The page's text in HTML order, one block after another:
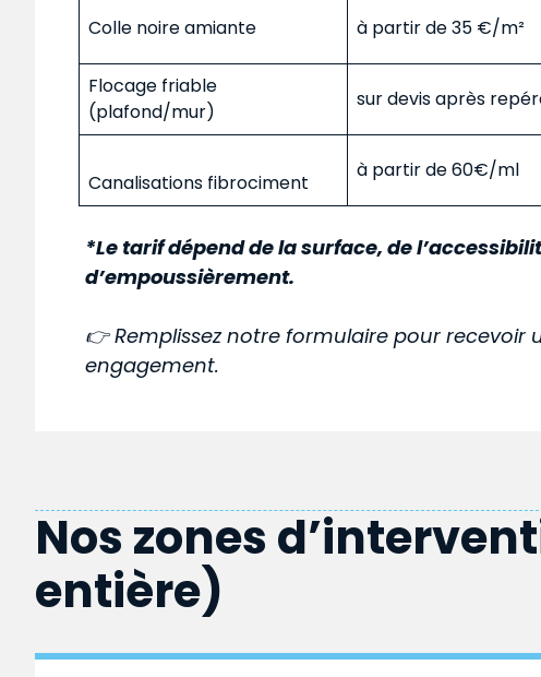
Colle noire amiante à partir de 35 €/m²
Flocage friable
(plafond/mur)
sur devis après
Canalisations fibrociment
à partir de 60€/ml
*Le tarif dépend de la surface, de
d’empoussièrement.
👉 Remplissez notre formulaire pour
engagement.
Nos zones
entière)